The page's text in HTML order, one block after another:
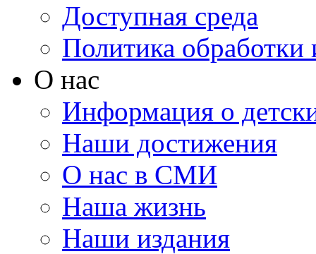
Доступная среда
Политика
О нас
Информация о
Наши достижения
О нас в СМИ
Наша жизнь
Наши издания